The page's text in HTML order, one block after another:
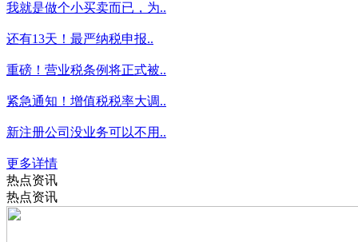
我就是做个小买卖而已，为..
还有13天！最严纳税申报..
重磅！营业税条例将正式被..
紧急通知！增值税税率大调..
新注册公司没业务可以不用..
更多详情
热点资讯
热点资讯